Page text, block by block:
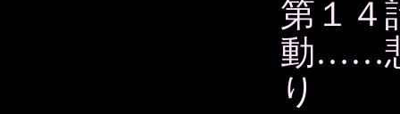
第１
動……
り